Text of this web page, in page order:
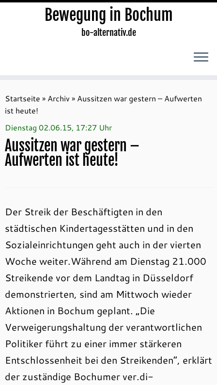
Inhalt
springen
Bewegung in Bochum
bo-alternativ.de
Startseite » Archiv » Aussitzen war gestern – Aufwerten
ist heute!
Dienstag 02.06.15, 17:27 Uhr
Aussitzen war gestern –
Aufwerten ist heute!
Der Streik der Beschäftigten in den
städtischen Kindertagesstätten und in den
Sozialeinrichtungen geht auch in der vierten
Woche weiter.Während am Dienstag 21.000
Streikende vor dem Landtag in Düsseldorf
demonstrierten, sind am Mittwoch wieder
Aktionen in Bochum geplant. „Die
Verweigerungshaltung der verantwortlichen
Politiker führt zu einer immer stärkeren
Entschlossenheit bei den Streikenden“, erklärt
der zuständige Bochumer ver.di-